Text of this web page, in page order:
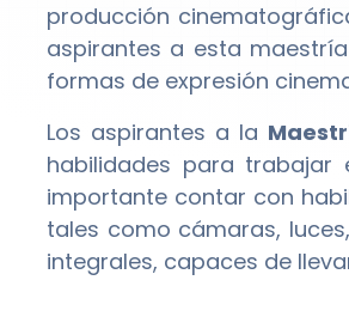
producción
aspirantes a esta
formas de expresión
Los aspirantes a la
habilidades para trabajar
importante contar con
tales como cámaras,
integrales, capaces de